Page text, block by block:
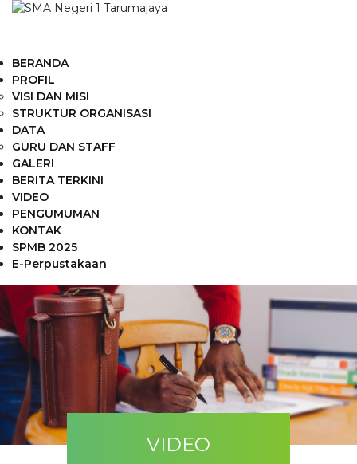
BERANDA
PROFIL
VISI DAN MISI
STRUKTUR ORGANISASI
DATA
GURU DAN STAFF
GALERI
BERITA TERKINI
VIDEO
PENGUMUMAN
KONTAK
SPMB 2025
E-Perpustakaan
VIDEO